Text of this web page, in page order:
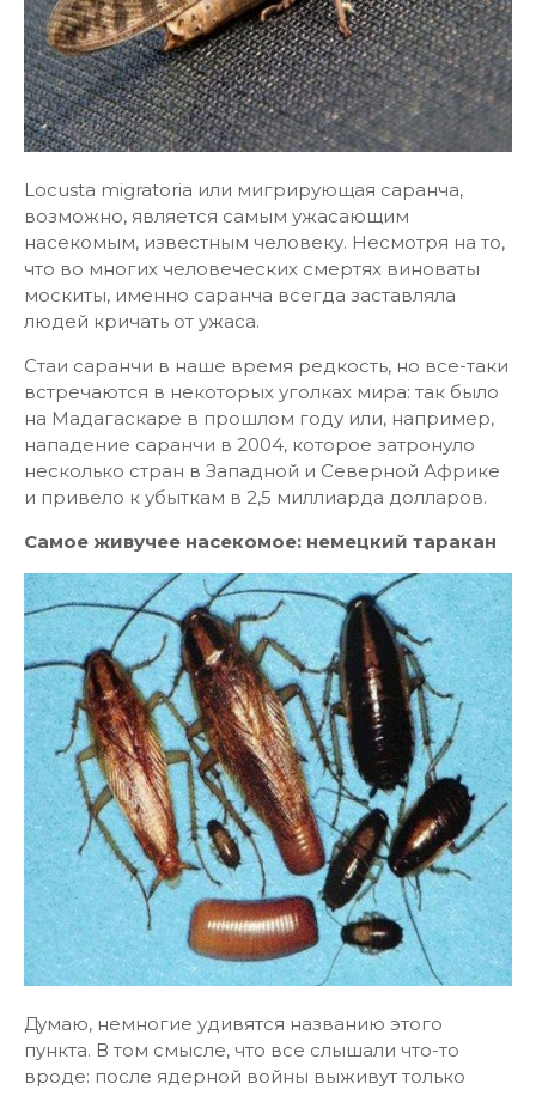
Locusta migratoria или мигрирующая саранча,
возможно, является самым ужасающим
насекомым, известным человеку. Несмотря на то,
что во многих человеческих смертях виноваты
москиты, именно саранча всегда заставляла
людей кричать от ужаса.
Стаи саранчи в наше время редкость, но все-таки
встречаются в некоторых уголках мира: так было
на Мадагаскаре в прошлом году или, например,
нападение саранчи в 2004, которое затронуло
несколько стран в Западной и Северной Африке
и привело к убыткам в 2,5 миллиарда долларов.
Самое живучее насекомое: немецкий таракан
Думаю, немногие удивятся названию этого
пункта. В том смысле, что все слышали что-то
вроде: после ядерной войны выживут только